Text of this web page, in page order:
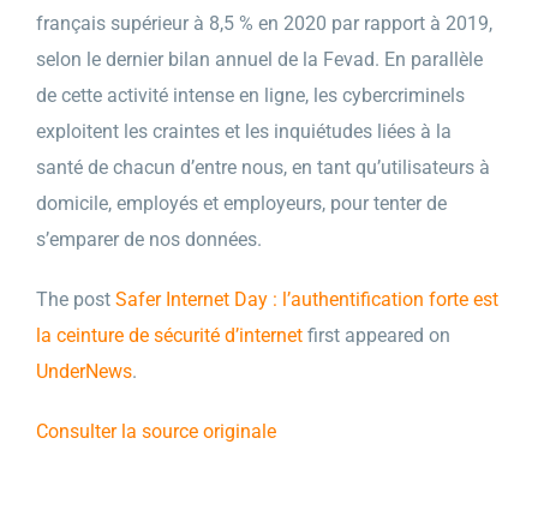
français supérieur à 8,5 % en 2020 par rapport à 2019,
selon le dernier bilan annuel de la Fevad. En parallèle
de cette activité intense en ligne, les cybercriminels
exploitent les craintes et les inquiétudes liées à la
santé de chacun d’entre nous, en tant qu’utilisateurs à
domicile, employés et employeurs, pour tenter de
s’emparer de nos données.
The post Safer Internet Day : l’authentification forte est
la ceinture de sécurité d’internet first appeared on
UnderNews.
Consulter la source originale